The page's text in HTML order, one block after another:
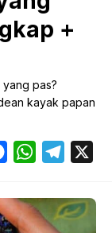
+
pas?
kayak papan
FacebookWhatsApp